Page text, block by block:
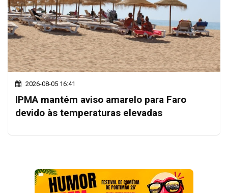
2026-08-05 16:41
IPMA mantém aviso amarelo para Faro
devido às temperaturas elevadas